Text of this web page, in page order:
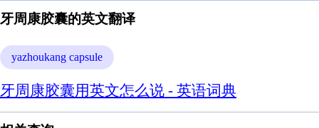
牙周康胶囊的英文翻译
yazhoukang capsule
牙周康胶囊用英文怎么说 - 英语词典